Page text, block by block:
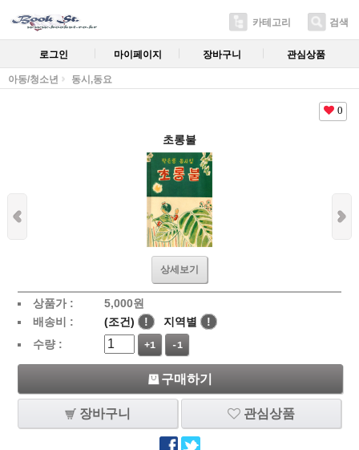
카테고리 검색
로그인 마이페이지 장바구니 관심상품
아동/청소년 동시,동요
0
초롱불
상세보기
상품가 : 5,000원
배송비 :
(조건) ! 지역별
!
수량 :
+1 -1
구매하기
장바구니 관심상품